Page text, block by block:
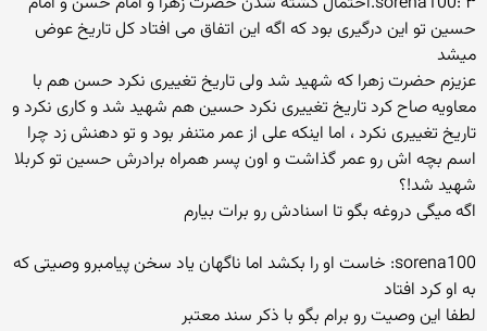
حسین تو این درگیری بود که اگه این اتفاق می افتاد کل تاریخ عوض
میشد
عزیزم حضرت زهرا که شهید شد ولی تاریخ تغییری نکرد حسن هم با
معاویه صاح کرد تاریخ تغییری نکرد حسین هم شهید شد و کاری نکرد و
تاریخ تغییری نکرد ، اما اینکه علی از عمر متنفر بود و تو دهنش زد چرا
اسم بچه اش رو عمر گذاشت و اون پسر همراه برادرش حسین تو کربلا
شهید شد!؟
اگه میگی دروغه بگو تا اسنادش رو برات بیارم
sorena100: خاست او را بکشد اما ناگهان یاد سخن پیامبرو وصیتی که
به او کرد افتاد
لطفا این وصیت رو برام بگو با ذکر سند معتبر